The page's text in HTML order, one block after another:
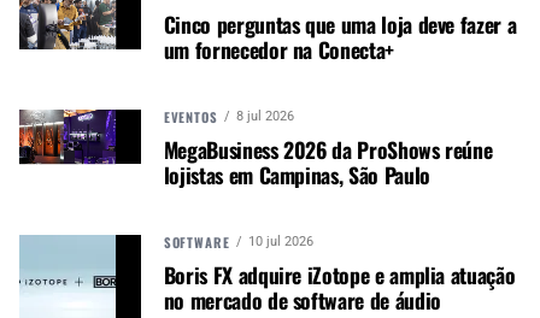
A MÚSICA & MERCADO ESTÁ NO WHATSAPP!
Acesse o Canal de WhatsApp
TÓPICOS RELACIONADOS:
CORONAVÍRUS
FABRICANTE DE AUDIO
K-ARRAY
Cinco perguntas que uma loja deve fazer a
um fornecedor na Conecta+
EVENTOS 8 jul 2026
MegaBusiness 2026 da ProShows reúne
lojistas em Campinas, São Paulo
SOFTWARE 10 jul 2026
Boris FX adquire iZotope e amplia atuação
no mercado de software de áudio